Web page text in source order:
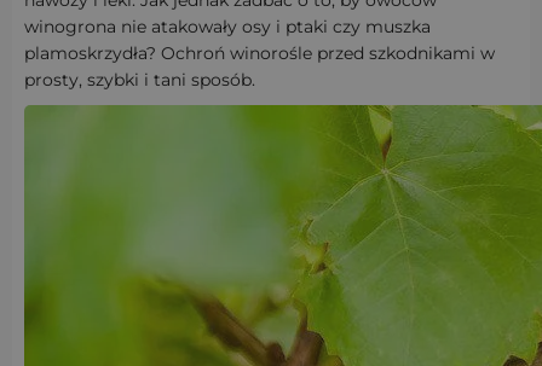
winogrona nie atakowały osy i ptaki czy muszka
plamoskrzydła? Ochroń winorośle przed szkodnikami w
prosty, szybki i tani sposób.